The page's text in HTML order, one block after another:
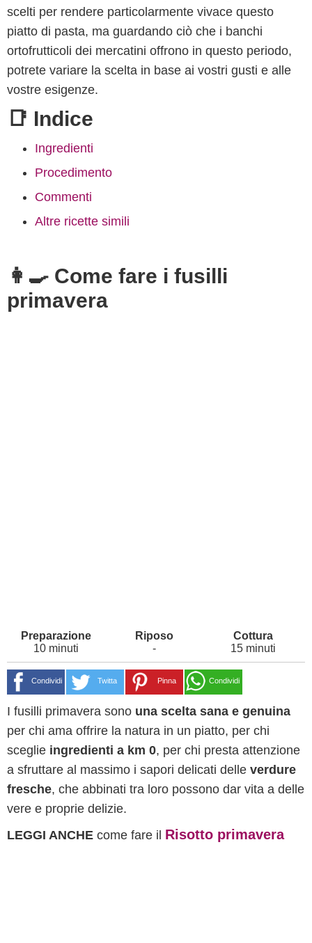
scelti per rendere particolarmente vivace questo
piatto di pasta, ma guardando ciò che i banchi
ortofrutticoli dei mercatini offrono in questo periodo,
potrete variare la scelta in base ai vostri gusti e alle
vostre esigenze.
📑 Indice
Ingredienti
Procedimento
Commenti
Altre ricette simili
👩‍🍳 Come fare i fusilli
primavera
10 minuti - 15 minuti
Condividi Twitta Pinna Condividi
I fusilli primavera sono una scelta sana e genuina
per chi ama offrire la natura in un piatto, per chi
sceglie ingredienti a km 0, per chi presta attenzione
a sfruttare al massimo i sapori delicati delle verdure
fresche, che abbinati tra loro possono dar vita a delle
vere e proprie delizie.
LEGGI ANCHE come fare il Risotto primavera